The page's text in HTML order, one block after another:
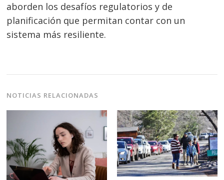
aborden los desafíos regulatorios y de
planificación que permitan contar con un
sistema más resiliente.
NOTICIAS RELACIONADAS